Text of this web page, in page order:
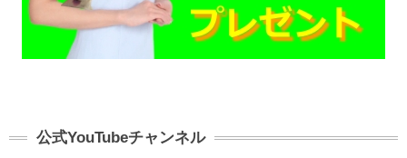
公式YouTubeチャンネル